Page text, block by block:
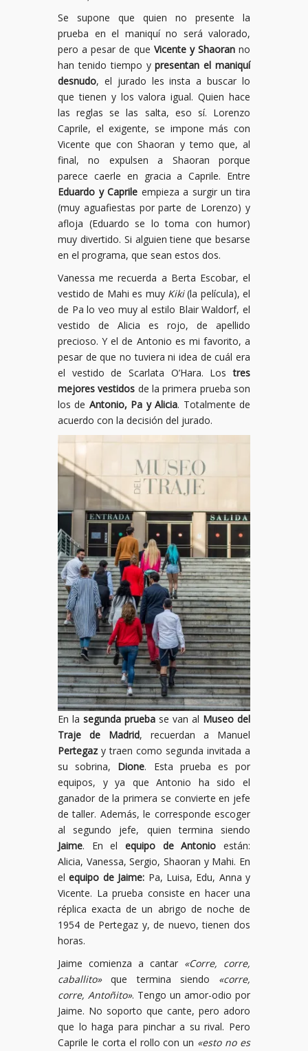
Se supone que quien no presente la
prueba en el maniquí no será valorado,
pero a pesar de que Vicente y Shaoranno
han tenido tiempo ypresentan el maniquí
desnudo, el jurado les insta a buscar lo
que tienen y los valora igual. Quien hace
las reglas se las salta, eso sí. Lorenzo
Caprile, el exigente, se impone más con
Vicente que con Shaoran y temo que, al
final, no expulsen a Shaoran porque
parece caerle en gracia a Caprile. Entre
Eduardo y Caprile empieza a surgir un tira
(muy aguafiestas por parte de Lorenzo) y
afloja (Eduardo se lo toma con humor)
muy divertido. Si alguien tiene que besarse
en el programa, que sean estos dos.
Vanessa me recuerda a Berta Escobar, el
vestido de Mahi es muy Kiki(la película), el
de Pa lo veo muy al estilo Blair Waldorf, el
vestido de Alicia es rojo, de apellido
precioso. Y el de Antonio es mi favorito, a
pesar de que no tuviera ni idea de cuál era
el vestido de Scarlata O’Hara. Lostres
mejores vestidos de la primera prueba son
los de Antonio, Pa y Alicia. Totalmente de
acuerdo con la decisión del jurado.
En la segunda prueba se van al Museo del
Traje de Madrid, recuerdan a Manuel
Pertegazy traen como segunda invitada a
su sobrina, Dione. Esta prueba es por
equipos, y ya que Antonio ha sido el
ganador de la primera se convierte en jefe
de taller. Además, le corresponde escoger
al segundo jefe, quien termina siendo
Jaime. En el equipo de Antonio están:
Alicia, Vanessa, Sergio, Shaoran y Mahi. En
elequipo de Jaime: Pa, Luisa, Edu, Anna y
Vicente. La prueba consiste en hacer una
réplica exacta de un abrigo de noche de
1954 de Pertegaz y, de nuevo, tienen dos
horas.
Jaime comienza a cantar «Corre, corre,
caballito»que termina siendo «corre,
corre, Antoñito». Tengo un amor-odio por
Jaime. No soporto que cante, pero adoro
que lo haga para pinchar a su rival. Pero
Caprile le corta el rollo con un «esto no es